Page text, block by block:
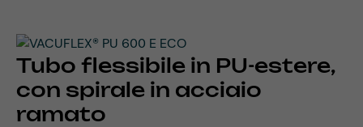
Tubo flessibile in PU-estere,
con spirale in acciaio
ramato